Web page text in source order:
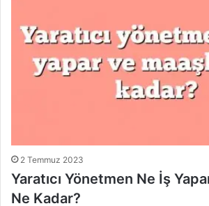
2 Temmuz 2023
Yaratıcı Yönetmen Ne İş
Ne Kadar?